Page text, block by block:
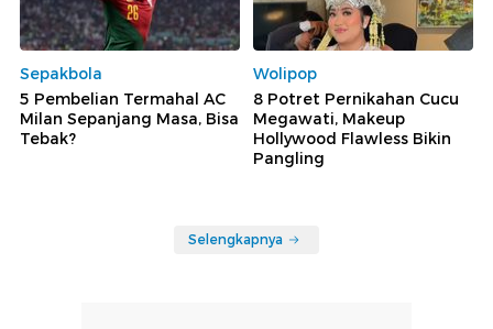
Sepakbola
5 Pembelian Termahal AC
Milan Sepanjang Masa, Bisa
Tebak?
Wolipop
8 Potret Pernikahan Cucu
Megawati, Makeup
Hollywood Flawless Bikin
Pangling
Selengkapnya